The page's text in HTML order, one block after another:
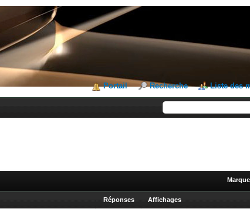
Portail Recherche Liste des
Réponses Affichages